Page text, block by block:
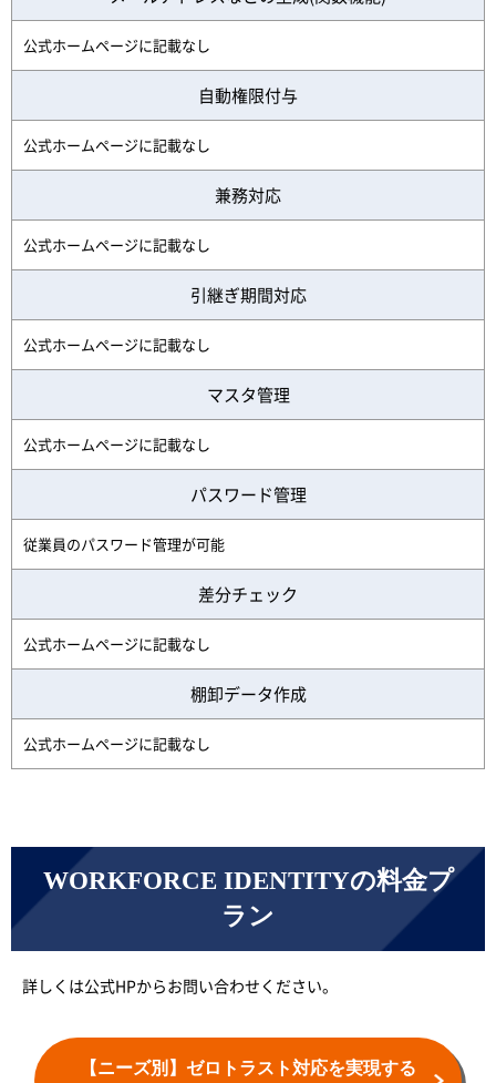
公式ホームページに記載なし
自動権限付与
公式ホームページに記載なし
兼務対応
公式ホームページに記載なし
引継ぎ期間対応
公式ホームページに記載なし
マスタ管理
公式ホームページに記載なし
パスワード管理
従業員のパスワード管理が可能
差分チェック
公式ホームページに記載なし
棚卸データ作成
公式ホームページに記載なし
WORKFORCE IDENTITYの料金プ
ラン
詳しくは公式HPからお問い合わせください。
【ニーズ別】ゼロトラスト対応を実現する